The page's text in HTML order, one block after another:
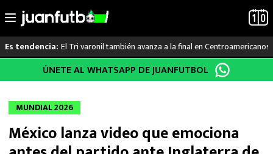
al
Es tendencia: El Tri varonil también avanza a la final en Centroamericanos
LO ÚLTIMO
LIGA MX
RAYADOS
ÚNETE AL WHATSAPP DE JUANFUTBOL
MUNDIAL 2026
México lanza video que emociona